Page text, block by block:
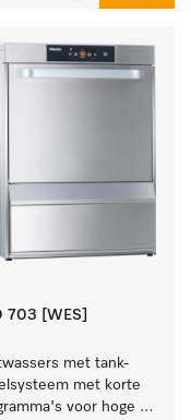
703 [WES]
met tank-
met korte
voor hoge